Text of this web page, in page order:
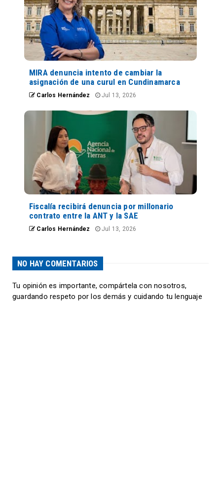
MIRA denuncia intento de cambiar la
asignación de una curul en Cundinamarca
Carlos Hernández Jul 13, 2026
Fiscalía recibirá denuncia por millonario
contrato entre la ANT y la SAE
Carlos Hernández Jul 13, 2026
NO HAY COMENTARIOS
Tu opinión es importante, compártela con nosotros,
guardando respeto por los demás y cuidando tu lenguaje